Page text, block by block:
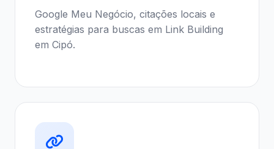
Google Meu Negócio, citações locais e
estratégias para buscas em Link Building
em Cipó.